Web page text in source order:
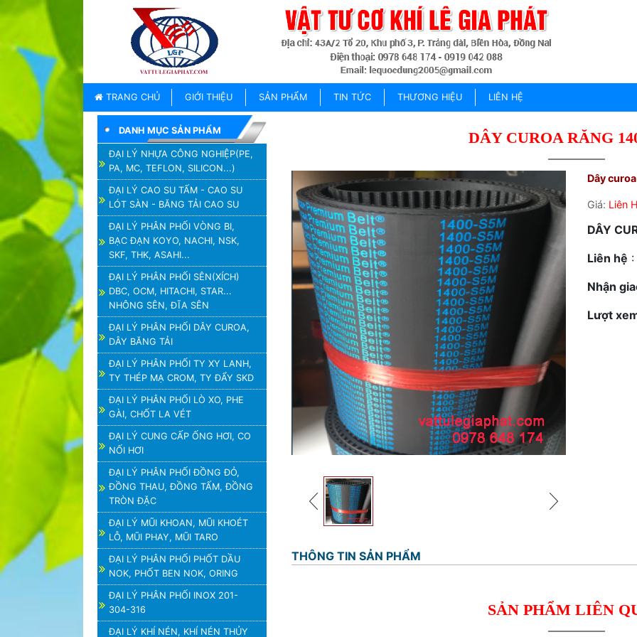
TRANG CHỦ GIỚI THIỆU SẢN PHẨM TIN TỨC THƯƠNG HIỆU LIÊN HỆ
TRANG
CHỦ
SẢN
PHẨM
THƯƠNG
TIN
TỨC
DANH MỤC SẢN PHẨM
ĐẠI LÝ NHỰA CÔNG NGHIỆP(PE,
PA, MC, TEFLON, SILICON...)
ĐẠI LÝ CAO SU TẤM - CAO SU
LÓT SÀN - BĂNG TẢI CAO SU
ĐẠI LÝ PHÂN PHỐI VÒNG BI,
BẠC ĐẠN KOYO, NACHI, NSK,
SKF, THK, ASAHI...
ĐẠI LÝ PHÂN PHỐI SÊN(XÍCH)
DBC, OCM, HITACHI, STAR...
NHÔNG SÊN, ĐĨA SÊN
ĐẠI LÝ PHÂN PHỐI DÂY CUROA,
DÂY BĂNG TẢI
ĐẠI LÝ PHÂN PHỐI TY XY LANH,
TY THÉP MẠ CROM, TY ĐẨY SKD
ĐẠI LÝ PHÂN PHỐI LÒ XO, PHE
GÀI, CHỐT LA VÉT
ĐẠI LÝ CUNG CẤP ỐNG HƠI, CO
NỐI HƠI
ĐẠI LÝ PHÂN PHỐI ĐỒNG ĐỎ,
ĐỒNG THAU, ĐỒNG TẤM, ĐỒNG
TRÒN ĐẶC
ĐẠI LÝ MŨI KHOAN, MŨI KHOÉT
LỖ, MŨI PHAY, MŨI TARO
ĐẠI LÝ PHÂN PHỐI PHỐT DẦU
NOK, PHỐT BEN NOK, ORING
ĐẠI LÝ PHÂN PHỐI INOX 201-
304-316
ĐẠI LÝ KHÍ NÉN, KHÍ NÉN THỦY
DÂY CUROA RĂNG
Dây
Giá: Liên
DÂY
Liên hệ
Nhận
Lượt
THÔNG TIN SẢN PHẨM
SẢN PHẨM LIÊN